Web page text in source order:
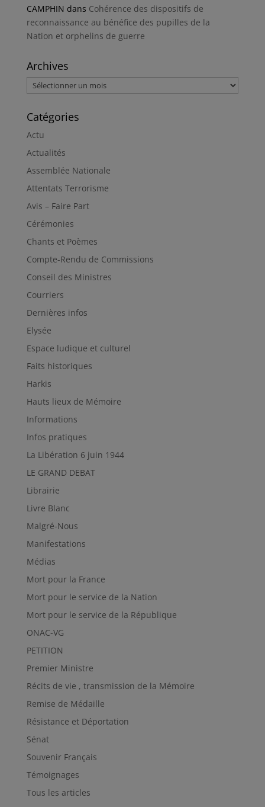
CAMPHIN dans Cohérence des dispositifs de
reconnaissance au bénéfice des pupilles de la
Nation et orphelins de guerre
Archives
Archives
Catégories
Actu
Actualités
Assemblée Nationale
Attentats Terrorisme
Avis – Faire Part
Cérémonies
Chants et Poèmes
Compte-Rendu de Commissions
Conseil des Ministres
Courriers
Dernières infos
Elysée
Espace ludique et culturel
Faits historiques
Harkis
Hauts lieux de Mémoire
Informations
Infos pratiques
La Libération 6 juin 1944
LE GRAND DEBAT
Librairie
Livre Blanc
Malgré-Nous
Manifestations
Médias
Mort pour la France
Mort pour le service de la Nation
Mort pour le service de la République
ONAC-VG
PETITION
Premier Ministre
Récits de vie , transmission de la Mémoire
Remise de Médaille
Résistance et Déportation
Sénat
Souvenir Français
Témoignages
Tous les articles